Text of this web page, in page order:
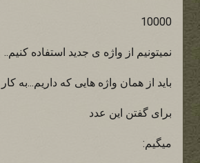
10000
نمیتونیم از واژه ی جدید استفاده کنیم..
باید از همان واژه هایی که داریم...به کار
برای گفتن این عدد
میگیم: